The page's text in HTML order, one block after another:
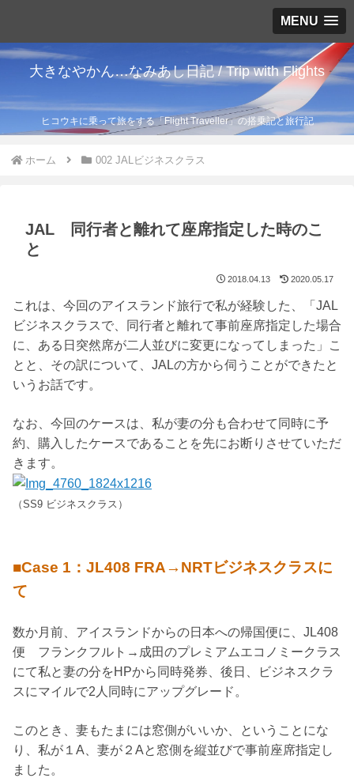
MENU
大きなやかん…なみあし日記 / Trip with Flights
ヒコウキに乗って旅をする「Flight Traveller」の搭乗記と旅行記
ホーム 002 JALビジネスクラス
JAL 同行者と離れて座席指定した時のこ
と
2018.04.13 2020.05.17
これは、今回のアイスランド旅行で私が経験した、「JAL
ビジネスクラスで、同行者と離れて事前座席指定した場合
に、ある日突然席が二人並びに変更になってしまった」こ
とと、その訳について、JALの方から伺うことができたと
いうお話です。
なお、今回のケースは、私が妻の分も合わせて同時に予
約、購入したケースであることを先にお断りさせていただ
きます。
（SS9 ビジネスクラス）
■Case 1：JL408 FRA→NRTビジネスクラスに
て
数か月前、アイスランドからの日本への帰国便に、JL408
便 フランクフルト→成田のプレミアムエコノミークラス
にて私と妻の分をHPから同時発券、後日、ビジネスクラ
スにマイルで2人同時にアップグレード。
このとき、妻もたまには窓側がいいか、ということにな
り、私が１A、妻が２Aと窓側を縦並びで事前座席指定し
ました。